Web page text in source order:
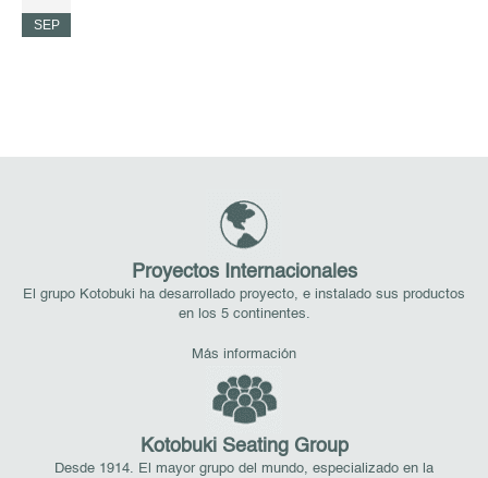
SEP
Proyectos Internacionales
El grupo Kotobuki ha desarrollado proyecto, e instalado sus productos
en los 5 continentes.
Más información
Kotobuki Seating Group
Desde 1914. El mayor grupo del mundo, especializado en la